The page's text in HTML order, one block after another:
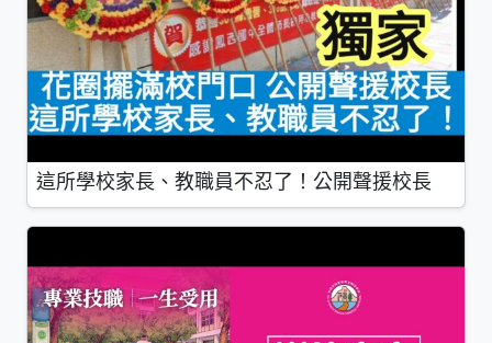
這所學校家長、教職員不忍了！公開聲援校長